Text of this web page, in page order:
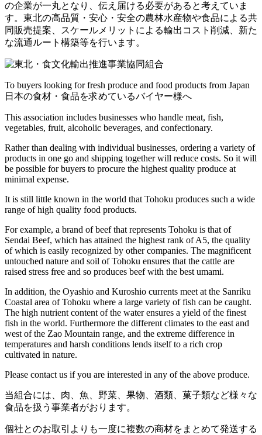
の企業が一丸となり、伝え届ける必要があると考えていま
す。東北の高品質・安心・安全の農林水産物や食品による共
同販売提案、スケールメリットによる輸出コスト削減、新た
な流通ルート構築等を行います。
To buyers looking for fresh produce and food products from Japan
日本の食材・食品を求めているバイヤー様へ
This association includes businesses who handle meat, fish,
vegetables, fruit, alcoholic beverages, and confectionary.
Rather than dealing with individual businesses, ordering a variety of
products in one go and shipping together will reduce costs. So it will
be possible for buyers to procure the highest quality produce at
minimal expense.
It is still little known in the world that Tohoku produces such a wide
range of high quality food products.
For example, a brand of beef that represents Tohoku is that of
Sendai Beef, which has attained the highest rank of A5, the quality
of which is easily recognized by other companies. The magnificent
untouched nature and soil of Tohoku ensures that the cattle are
raised stress free and so produces beef with the best umami.
In addition, the Oyashio and Kuroshio currents meet at the Sanriku
Coastal area of Tohoku where a large variety of fish can be caught.
The high nutrient content of the water ensures a yield of the finest
fish in the world. Furthermore the different climates to the east and
west of the Zao Mountain range, and the extreme difference in
temperatures and harsh conditions lends itself to a rich crop
cultivated in nature.
Please contact us if you are interested in any of the above produce.
当組合には、肉、魚、野菜、果物、酒類、菓子類など様々な
食品を扱う事業者がおります。
個社とのお取引よりも一度に複数の商材をまとめて発送する